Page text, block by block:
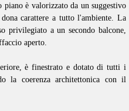
piano è valorizzato da un suggestivo
carattere a tutto l'ambiente. La
privilegiato a un secondo balcone,
aperto.
è finestrato e dotato di tutti i
la coerenza architettonica con il